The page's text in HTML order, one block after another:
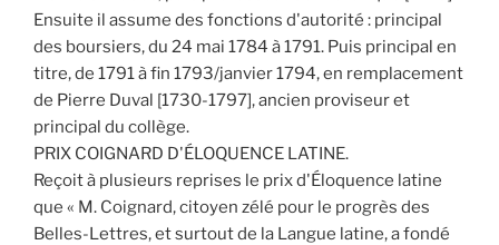
Ensuite il assume des fonctions d'autorité : principal
des boursiers, du 24 mai 1784 à 1791. Puis principal en
titre, de 1791 à fin 1793/janvier 1794, en remplacement
de Pierre Duval [1730-1797], ancien proviseur et
principal du collège.
PRIX COIGNARD D'ÉLOQUENCE LATINE.
Reçoit à plusieurs reprises le prix d'Éloquence latine
que « M. Coignard, citoyen zélé pour le progrès des
Belles-Lettres, et surtout de la Langue latine, a fondé